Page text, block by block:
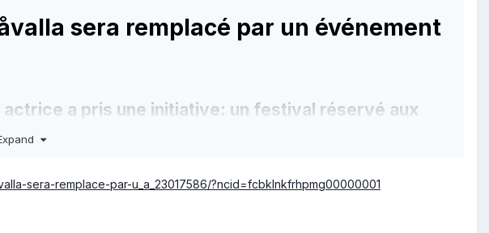
sera remplacé par un événement
a pris une initiative: un festival réservé aux
sera-remplace-par-u_a_23017586/?ncid=fcbklnkfrhpmg00000001